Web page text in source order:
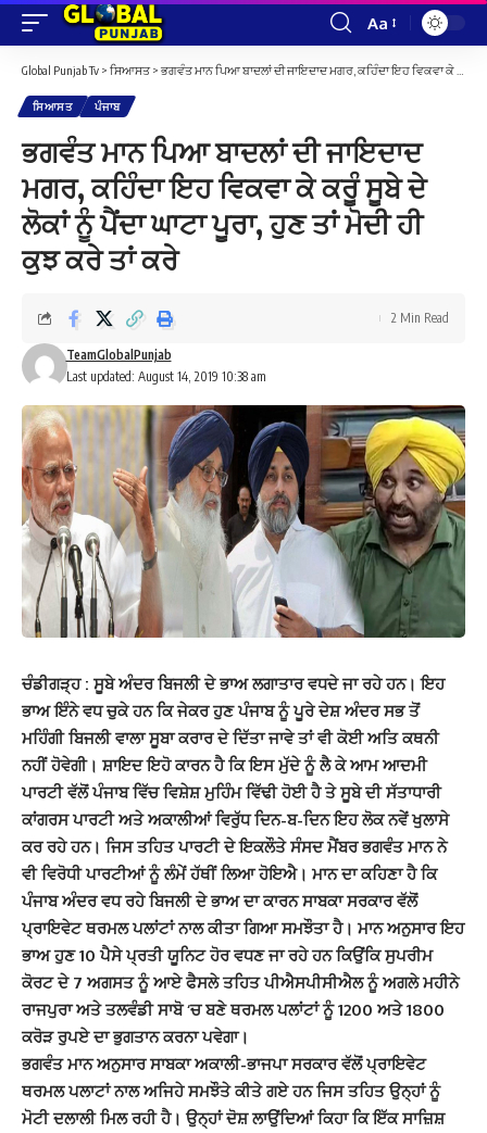
Font
Resizer
Aa
Global Punjab Tv > ਸਿਆਸਤ> ਭਗਵੰਤ ਮਾਨ ਪਿਆ ਬਾਦਲਾਂ ਦੀ ਜਾਇਦਾਦ ਮਗਰ, ਕਹਿੰਦਾ ਇਹ ਵਿਕਵਾ ਕੇ ਕਰੂੰ ਸੂਬੇ ਦੇ ਲੋਕਾਂ ਨੂੰ ਪੈਂਦਾ ਘਾਟਾ ਪੂਰਾ, ਹੁਣ ਤਾਂ ਮੋਦੀ ਹੀ ਕੁਝ ਕਰੇ ਤਾਂ ਕਰੇ
ਸਿਆਸਤ ਪੰਜਾਬ
ਭਗਵੰਤ ਮਾਨ ਪਿਆ ਬਾਦਲਾਂ ਦੀ ਜਾਇਦਾਦ
ਮਗਰ, ਕਹਿੰਦਾ ਇਹ ਵਿਕਵਾ ਕੇ ਕਰੂੰ ਸੂਬੇ ਦੇ
ਲੋਕਾਂ ਨੂੰ ਪੈਂਦਾ ਘਾਟਾ ਪੂਰਾ, ਹੁਣ ਤਾਂ ਮੋਦੀ ਹੀ
ਕੁਝ ਕਰੇ ਤਾਂ ਕਰੇ
Last updated: August 14, 2019 10:38 am
TeamGlobalPunjab
2 Min Read
ਚੰਡੀਗੜ੍ਹ : ਸੂਬੇ ਅੰਦਰ ਬਿਜਲੀ ਦੇ ਭਾਅ ਲਗਾਤਾਰ ਵਧਦੇ ਜਾ ਰਹੇ ਹਨ। ਇਹ
ਭਾਅ ਇੰਨੇ ਵਧ ਚੁਕੇ ਹਨ ਕਿ ਜੇਕਰ ਹੁਣ ਪੰਜਾਬ ਨੂੰ ਪੂਰੇ ਦੇਸ਼ ਅੰਦਰ ਸਭ ਤੋਂ
ਮਹਿੰਗੀ ਬਿਜਲੀ ਵਾਲਾ ਸੂਬਾ ਕਰਾਰ ਦੇ ਦਿੱਤਾ ਜਾਵੇ ਤਾਂ ਵੀ ਕੋਈ ਅਤਿ ਕਥਨੀ
ਨਹੀਂ ਹੋਵੇਗੀ। ਸ਼ਾਇਦ ਇਹੋ ਕਾਰਨ ਹੈ ਕਿ ਇਸ ਮੁੱਦੇ ਨੂੰ ਲੈ ਕੇ ਆਮ ਆਦਮੀ
ਪਾਰਟੀ ਵੱਲੋਂ ਪੰਜਾਬ ਵਿੱਚ ਵਿਸ਼ੇਸ਼ ਮੁਹਿੰਮ ਵਿੱਢੀ ਹੋਈ ਹੈ ਤੇ ਸੂਬੇ ਦੀ ਸੱਤਾਧਾਰੀ
ਕਾਂਗਰਸ ਪਾਰਟੀ ਅਤੇ ਅਕਾਲੀਆਂ ਵਿਰੁੱਧ ਦਿਨ-ਬ-ਦਿਨ ਇਹ ਲੋਕ ਨਵੇਂ ਖੁਲਾਸੇ
ਕਰ ਰਹੇ ਹਨ। ਜਿਸ ਤਹਿਤ ਪਾਰਟੀ ਦੇ ਇਕਲੌਤੇ ਸੰਸਦ ਮੈਂਬਰ ਭਗਵੰਤ ਮਾਨ ਨੇ
ਵੀ ਵਿਰੋਧੀ ਪਾਰਟੀਆਂ ਨੂੰ ਲੰਮੇਂ ਹੱਥੀਂ ਲਿਆ ਹੋਇਐ। ਮਾਨ ਦਾ ਕਹਿਣਾ ਹੈ ਕਿ
ਪੰਜਾਬ ਅੰਦਰ ਵਧ ਰਹੇ ਬਿਜਲੀ ਦੇ ਭਾਅ ਦਾ ਕਾਰਨ ਸਾਬਕਾ ਸਰਕਾਰ ਵੱਲੋਂ
ਪ੍ਰਾਇਵੇਟ ਥਰਮਲ ਪਲਾਂਟਾਂ ਨਾਲ ਕੀਤਾ ਗਿਆ ਸਮਝੌਤਾ ਹੈ। ਮਾਨ ਅਨੁਸਾਰ ਇਹ
ਭਾਅ ਹੁਣ 10 ਪੈਸੇ ਪ੍ਰਤੀ ਯੂਨਿਟ ਹੋਰ ਵਧਣ ਜਾ ਰਹੇ ਹਨ ਕਿਉਂਕਿ ਸੁਪਰੀਮ
ਕੋਰਟ ਦੇ 7 ਅਗਸਤ ਨੂੰ ਆਏ ਫੈਸਲੇ ਤਹਿਤ ਪੀਐਸਪੀਸੀਐਲ ਨੂੰ ਅਗਲੇ ਮਹੀਨੇ
ਰਾਜਪੁਰਾ ਅਤੇ ਤਲਵੰਡੀ ਸਾਬੋ ‘ਚ ਬਣੇ ਥਰਮਲ ਪਲਾਂਟਾਂ ਨੂੰ 1200 ਅਤੇ 1800
ਕਰੋੜ ਰੁਪਏ ਦਾ ਭੁਗਤਾਨ ਕਰਨਾ ਪਵੇਗਾ।
ਭਗਵੰਤ ਮਾਨ ਅਨੁਸਾਰ ਸਾਬਕਾ ਅਕਾਲੀ-ਭਾਜਪਾ ਸਰਕਾਰ ਵੱਲੋਂ ਪ੍ਰਾਇਵੇਟ
ਥਰਮਲ ਪਲਾਟਾਂ ਨਾਲ ਅਜਿਹੇ ਸਮਝੌਤੇ ਕੀਤੇ ਗਏ ਹਨ ਜਿਸ ਤਹਿਤ ਉਨ੍ਹਾਂ ਨੂੰ
ਮੋਟੀ ਦਲਾਲੀ ਮਿਲ ਰਹੀ ਹੈ। ਉਨ੍ਹਾਂ ਦੋਸ਼ ਲਾਉਂਦਿਆਂ ਕਿਹਾ ਕਿ ਇੱਕ ਸਾਜ਼ਿਸ਼